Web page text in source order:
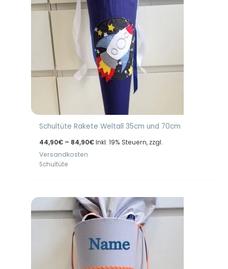
Schultüte Rakete Weltall 35cm und 70cm
44,90€ – 84,90€Preisspanne:
Inkl. 19% Steuern, zzgl.
Versandkosten
Schultüte